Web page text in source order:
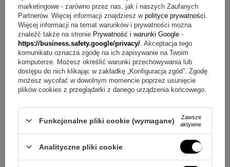
Nadruk: pozwala na umieszczenie imienia
Technika nadruku: bardzo trwała
W skład zestawu wchodzi
poduszka
poszewka
nadruk na poszewce
Najczęściej zadawane pytania o poduszce na Dzień
Kobiet
Pytanie:Jak można spersonalizować ten prezent?
Nadruk pozwala na umieszczenie imienia,
dzięki czemu poduszka nabiera indywidualnych cech.
marketingowe - zarówno przez nas, jak i naszych Zaufanych
Partnerów. Więcej informacji znajdziesz w polityce prywatności
Więcej informacji na temat warunków i prywatności można
znaleźć także na stronie Prywatność i warunki Google -
https://business.safety.google/privacy/ . Akceptacja tego
komunikatu oznacza zgodę na ich zapisywanie na Twoim
komputerze. Możesz określić warunki przechowywania lub
dostępu do nich klikając w zakładkę „Konfiguracja zgód”. Zgodę
możesz wycofać w dowolnym momencie poprzez usunięcie
plików cookies z przeglądarki z danego urządzenia końcowego.
Funkcjonalne pliki cookie (wymagane)
Zawsze
aktywne
Analityczne pliki cookie